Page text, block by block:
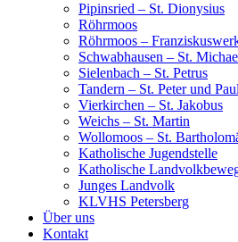
Pipinsried – St. Dionysius
Röhrmoos
Röhrmoos –
Schwabhausen – St.
Sielenbach – St. Petrus
Tandern – St. Peter und Paul
Vierkirchen – St. Jakobus
Weichs – St. Martin
Wollomoos – St.
Katholische Jugendstelle
Katholische
Junges Landvolk
KLVHS Petersberg
Über uns
Kontakt